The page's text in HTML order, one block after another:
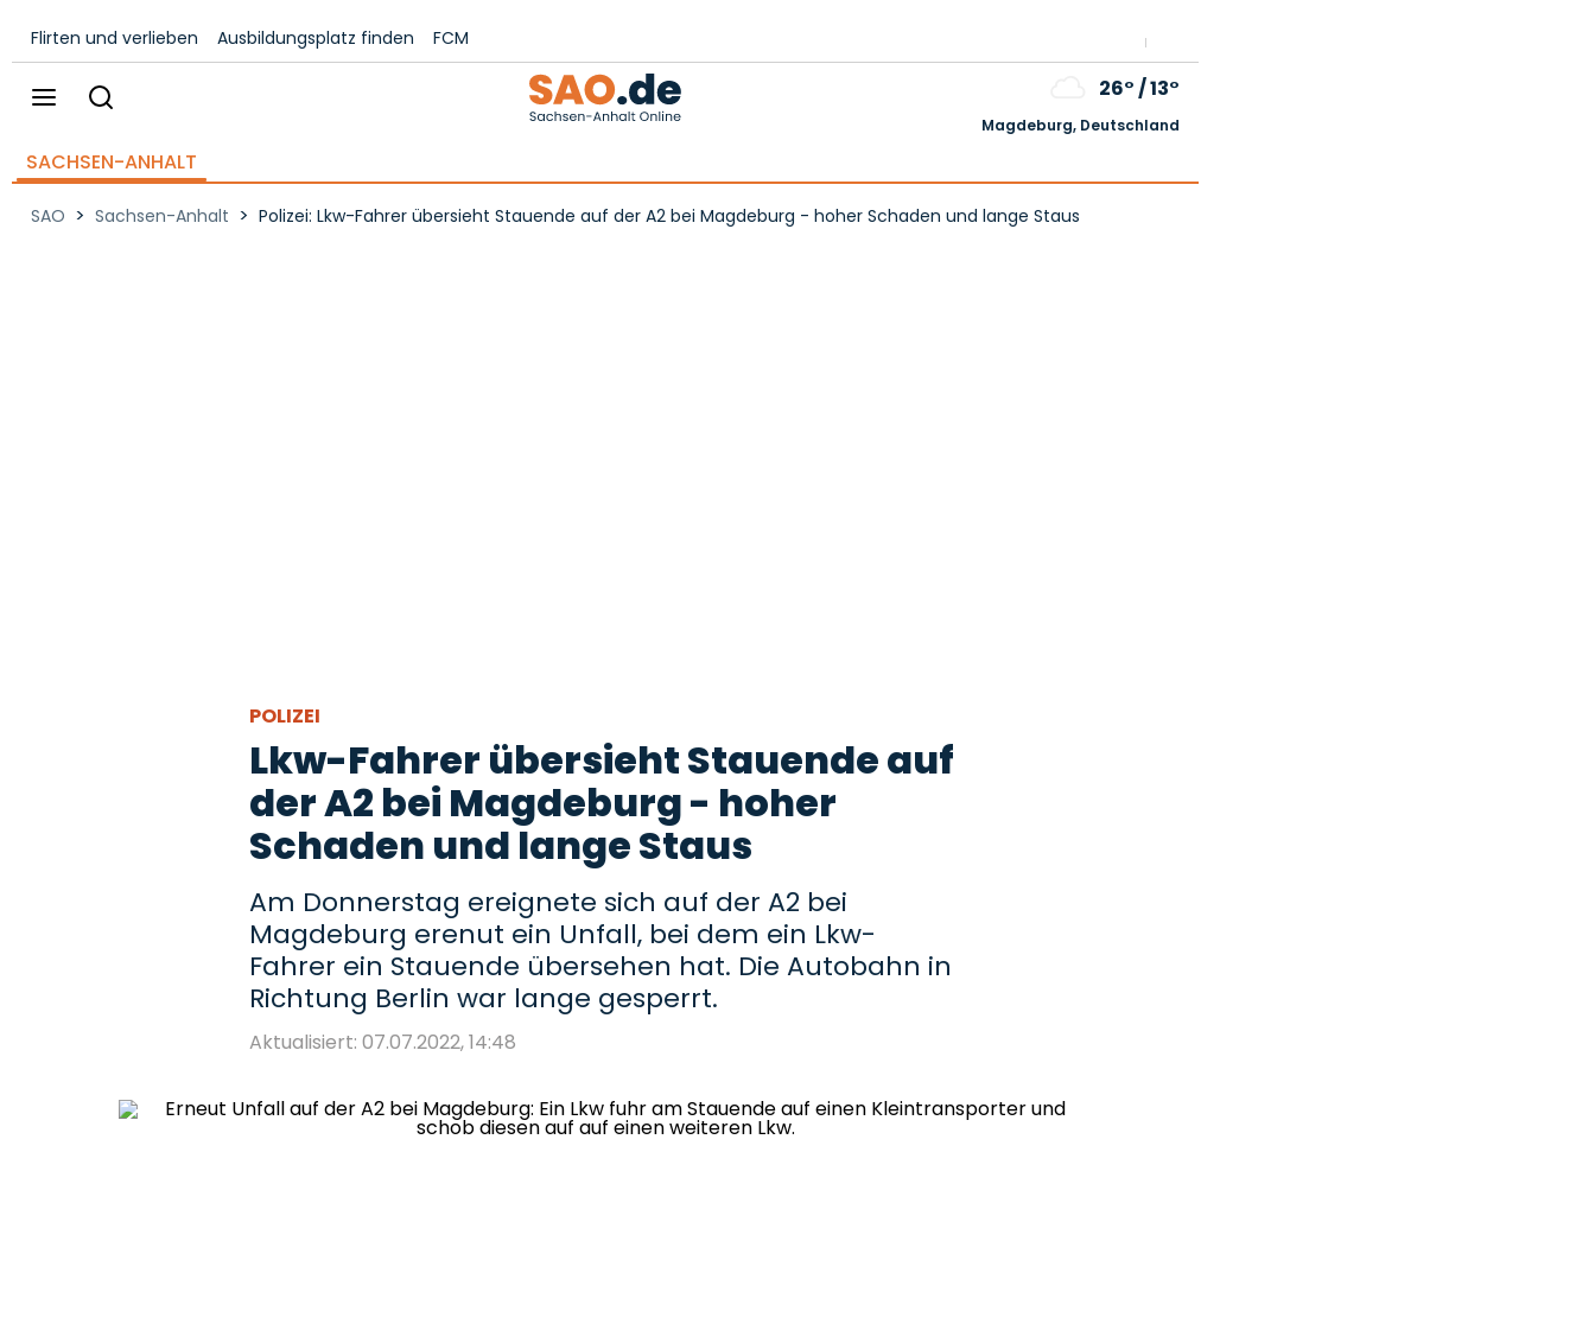
Flirten und verlieben Ausbildungsplatz finden FCM
26°/13°
Magdeburg, Deutschland
SACHSEN-ANHALT
SAO > Sachsen-Anhalt > Polizei: Lkw-Fahrer übersieht Stauende auf der A2 bei Magdeburg - hoher Schaden und lange Staus
POLIZEI
Lkw-Fahrer übersieht Stauende auf
der A2 bei Magdeburg - hoher
Schaden und lange Staus
Am Donnerstag ereignete sich auf der A2 bei
Magdeburg erenut ein Unfall, bei dem ein Lkw-
Fahrer ein Stauende übersehen hat. Die Autobahn in
Richtung Berlin war lange gesperrt.
Aktualisiert: 07.07.2022, 14:48